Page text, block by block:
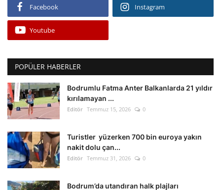
Facebook Instagram
Youtube
POPÜLER HABERLER
Bodrumlu Fatma Anter Balkanlarda 21 yıldır
kırılamayan ...
Editör Temmuz 15, 2026 0
Turistler yüzerken 700 bin euroya yakın
nakit dolu çan...
Editör Temmuz 31, 2026 0
Bodrum’da utandıran halk plajları